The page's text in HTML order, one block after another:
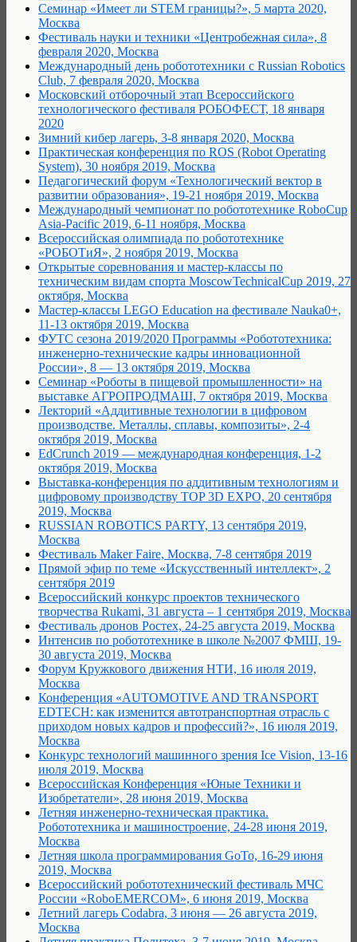
Семинар «Имеет ли STEM границы?», 5 марта 2020,
Москва
Фестиваль науки и техники «Центробежная сила», 8
февраля 2020, Москва
Международный день робототехники с Russian Robotics
Club, 7 февраля 2020, Москва
Московский отборочный этап Всероссийского
технологического фестиваля РОБОФЕСТ, 18 января
2020
Зимний кибер лагерь, 3-8 января 2020, Москва
Практическая конференция по ROS (Robot Operating
System), 30 ноября 2019, Москва
Педагогический форум «Технологический вектор в
развитии образования», 19-21 ноября 2019, Москва
Международный чемпионат по робототехнике RoboCup
Asia-Pacific 2019, 6-11 ноября, Москва
Всероссийская олимпиада по робототехнике
«РОБОТиЯ», 2 ноября 2019, Москва
Открытые соревнования и мастер-классы по
техническим видам спорта MoscowTechnicalCup 2019, 27
октября, Москва
Мастер-классы LEGO Education на фестивале Nauka0+,
11-13 октября 2019, Москва
ФУТС сезона 2019/2020 Программы «Робототехника:
инженерно-технические кадры инновационной
России», 8 — 13 октября 2019, Москва
Семинар «Роботы в пищевой промышленности» на
выставке АГРОПРОДМАШ, 7 октября 2019, Москва
Лекторий «Аддитивные технологии в цифровом
производстве. Металлы, сплавы, композиты», 2-4
октября 2019, Москва
EdCrunch 2019 — международная конференция, 1-2
октября 2019, Москва
Выставка-конференция по аддитивным технологиям и
цифровому производству TOP 3D EXPO, 20 сентября
2019, Москва
RUSSIAN ROBOTICS PARTY, 13 сентября 2019,
Москва
Фестиваль Maker Faire, Москва, 7-8 сентября 2019
Прямой эфир по теме «Искусственный интеллект», 2
сентября 2019
Всероссийский конкурс проектов технического
творчества Rukami, 31 августа – 1 сентября 2019, Москва
Фестиваль дронов Ростех, 24-25 августа 2019, Москва
Интенсив по робототехнике в школе №2007 ФМШ, 19-
30 августа 2019, Москва
Форум Кружкового движения НТИ, 16 июля 2019,
Москва
Конференция «AUTOMOTIVE AND TRANSPORT
EDTECH: как изменится автотранспортная отрасль с
приходом новых кадров и профессий?», 16 июля 2019,
Москва
Конкурс технологий машинного зрения Ice Vision, 13-16
июля 2019, Москва
Всероссийская Конференция «Юные Техники и
Изобретатели», 28 июня 2019, Москва
Летняя инженерно-техническая практика.
Робототехника и машиностроение, 24-28 июня 2019,
Москва
Летняя школа программирования GoTo, 16-29 июня
2019, Москва
Всероссийский робототехнический фестиваль МЧС
России «RoboEMERCOM», 6 июня 2019, Москва
Летний лагерь Codabra, 3 июня — 26 августа 2019,
Москва